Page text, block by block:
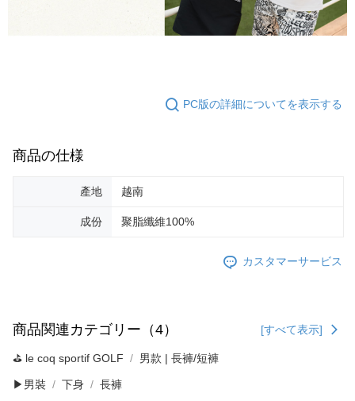
PC版の詳細についてを表示する
商品の仕様
產地 越南
成份 聚脂纖維100%
カスタマーサービス
商品関連カテゴリー（4） [すべて表示]
⛳️ le coq sportif GOLF 男款 | 長褲/短褲
▶男裝 下身 長褲